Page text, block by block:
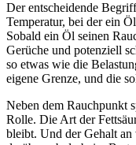
Der entscheidende
Temperatur, bei der ein
Sobald ein Öl seinen
Gerüche und potenziell
so etwas wie die
eigene Grenze, und die
Neben dem Rauchpunkt
Rolle. Die Art der
bleibt. Und der Gehalt